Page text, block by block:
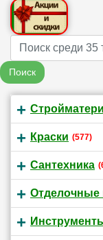
Name
Поиск
Краски (577)
Сантехника
Отделочные